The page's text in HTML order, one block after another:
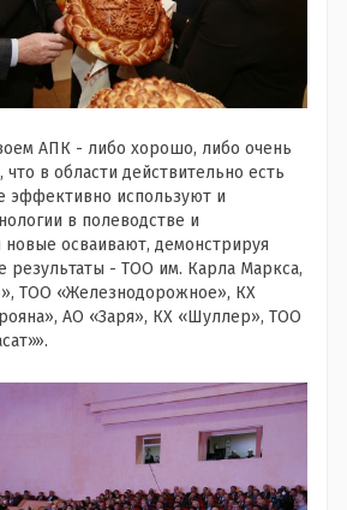
АПК - либо хорошо, либо очень
в области действительно есть
эффективно используют и
в полеводстве и
осваивают, демонстрируя
результаты - ТОО им. Карла Маркса,
ТОО «Железнодорожное», КХ
АО «Заря», КХ «Шуллер», ТОО